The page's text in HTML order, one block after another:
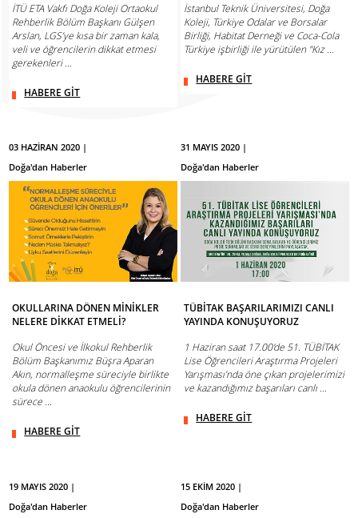
İTÜ ETA Vakfı Doğa Koleji Ortaokul
Rehberlik Bölüm Başkanı Gülşen
Arslan, LGS’ye kısa bir zaman kala,
veli ve öğrencilerin dikkat etmesi
gerekenleri ...
HABERE GİT
İstanbul Teknik Üniversitesi, Doğa
Koleji, Türkiye Odalar ve Borsalar
Birliği, Habitat Derneği ve Coca-Cola
Türkiye işbirliği ile yürütülen "Kız ...
HABERE GİT
03 HAZİRAN 2020 |
Doğa'dan Haberler
OKULLARINA DÖNEN MİNİKLER
NELERE DİKKAT ETMELİ?
Okul Öncesi ve İlkokul Rehberlik
Bölüm Başkanımız Büşra Aparan
Akın, normalleşme süreciyle birlikte
okula dönen anaokulu öğrencilerinin
sürece ...
HABERE GİT
31 MAYIS 2020 |
Doğa'dan Haberler
TÜBİTAK BAŞARILARIMIZI CANLI
YAYINDA KONUŞUYORUZ
1 Haziran saat 17.00'de 51. TÜBİTAK
Lise Öğrencileri Araştırma Projeleri
Yarışması’nda öne çıkan projelerimizi
ve kazandığımız başarıları canlı ...
HABERE GİT
19 MAYIS 2020 |
Doğa'dan Haberler
15 EKİM 2020 |
Doğa'dan Haberler